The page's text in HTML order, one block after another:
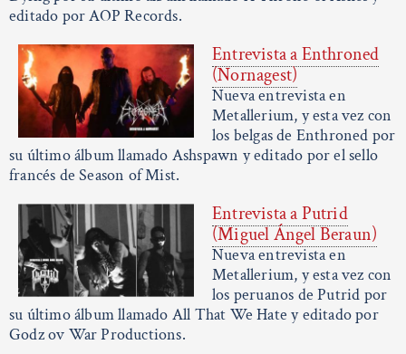
editado por AOP Records.
Entrevista a Enthroned
(Nornagest)
Nueva entrevista en
Metallerium, y esta vez con
los belgas de Enthroned por
su último álbum llamado Ashspawn y editado por el sello
francés de Season of Mist.
Entrevista a Putrid
(Miguel Ángel Beraun)
Nueva entrevista en
Metallerium, y esta vez con
los peruanos de Putrid por
su último álbum llamado All That We Hate y editado por
Godz ov War Productions.